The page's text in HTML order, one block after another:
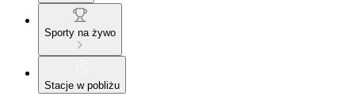
Sporty na żywo
Stacje w pobliżu